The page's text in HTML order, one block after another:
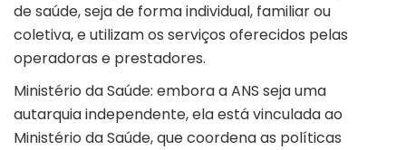
de saúde, seja de forma individual, familiar ou
coletiva, e utilizam os serviços oferecidos pelas
operadoras e prestadores.
Ministério da Saúde: embora a ANS seja uma
autarquia independente, ela está vinculada ao
Ministério da Saúde, que coordena as políticas